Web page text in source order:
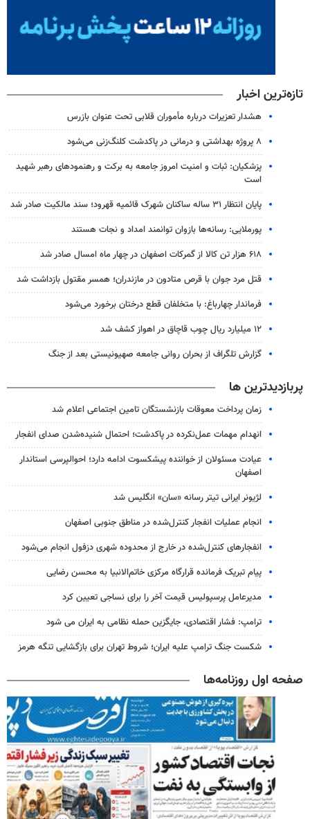
تازه‌ترین اخبار
هشدار تعزیرات درباره مأموران قلابی تحت عنوان بازرس
۸ پروژه بهداشتی و درمانی در پاکدشت کلنگ‌زنی می‌شود
پزشکیان: ثبات و امنیت امروز جامعه به برکت و رهنمودهای رهبر شهید
است
پایان انتظار ۳۱ ساله ساکنان شهرک قائمیه قهرود؛ سند مالکیت صادر شد
پورملایی: رسانه‌ها بازوان توانمند امداد و نجات هستند
۶۱۸ هزار تن کالا از گمرکات اصفهان در چهار ماه امسال صادر شد
قتل مرد جوان با قرص متادون در مازندران؛ همسر مقتول بازداشت شد
فرماندار چهارباغ: با متخلفان قطع درختان برخورد می‌شود
۱۲ میلیارد ریال چوب قاچاق در اهواز کشف شد
گزارش تلگراف از بحران روانی جامعه صهیونیستی بعد از جنگ
پربازدیدترین ها
زمان پرداخت معوقات بازنشستگان تامین اجتماعی اعلام شد
انهدام مهمات عمل‌نکرده در پاکدشت؛ احتمال شنیده‌شدن صدای انفجار
عیادت مسئولان از خواننده پیشکسوت ادامه دارد؛ احوالپرسی استاندار
اصفهان
لژیونر ایرانی تیتر رسانه «سان» انگلیس شد
انجام عملیات انفجار کنترل‌شده در مناطق جنوبی اصفهان
انفجارهای کنترل‌شده در خارج از محدوده شهری دزفول انجام می‌شود
پیام تبریک فرمانده قرارگاه مرکزی خاتم‌الانبیا به محسن رضایی
مدیرعامل پرسپولیس قیمت آخر را برای نساجی تعیین کرد
ترامپ: فشار اقتصادی، جایگزین حمله نظامی به ایران می شود
شکست جنگ ترامپ علیه ایران؛ شروط تهران برای بازگشایی تنگه هرمز
صفحه اول روزنامه‌ها